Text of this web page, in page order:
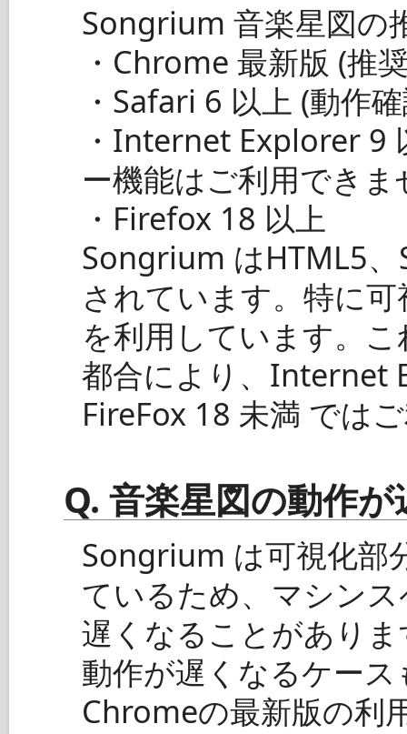
Songrium 音楽星図の
・Chrome 最新版 (推
・Safari 6 以上 (動作
・Internet Explorer 9
ー機能はご利用できま
・Firefox 18 以上
Songrium はHTML5、
されています。特に
を利用しています。
都合により、Internet
FireFox 18 未満 では
Q. 音楽星図の動作
Songrium は可視化部
ているため、マシン
遅くなることがあり
動作が遅くなるケー
Chromeの最新版の利